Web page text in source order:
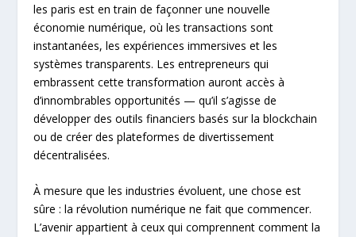
les paris est en train de façonner une nouvelle
économie numérique, où les transactions sont
instantanées, les expériences immersives et les
systèmes transparents. Les entrepreneurs qui
embrassent cette transformation auront accès à
d’innombrables opportunités — qu’il s’agisse de
développer des outils financiers basés sur la blockchain
ou de créer des plateformes de divertissement
décentralisées.
À mesure que les industries évoluent, une chose est
sûre : la révolution numérique ne fait que commencer.
L’avenir appartient à ceux qui comprennent comment la